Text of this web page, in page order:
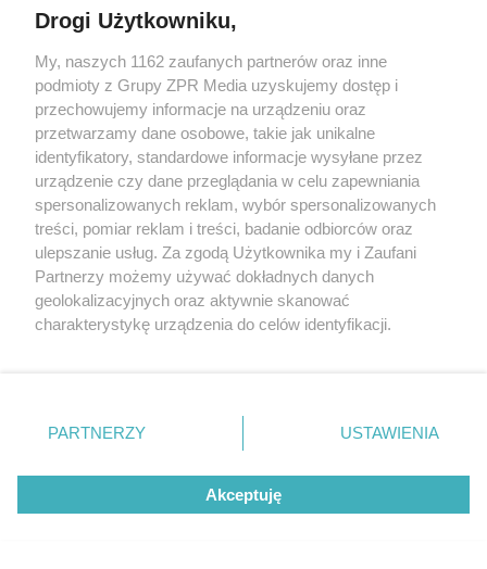
TURYSTYKA GÓRSKA
Gigantyczne kolejki na Giewont!
Wielkie turystyczne oblężenie Tatr
Drogi Użytkowniku,
My, naszych 1162 zaufanych partnerów oraz inne
podmioty z Grupy ZPR Media uzyskujemy dostęp i
przechowujemy informacje na urządzeniu oraz
przetwarzamy dane osobowe, takie jak unikalne
identyfikatory, standardowe informacje wysyłane przez
urządzenie czy dane przeglądania w celu zapewniania
spersonalizowanych reklam, wybór spersonalizowanych
treści, pomiar reklam i treści, badanie odbiorców oraz
ulepszanie usług. Za zgodą Użytkownika my i Zaufani
Partnerzy możemy używać dokładnych danych
geolokalizacyjnych oraz aktywnie skanować
charakterystykę urządzenia do celów identyfikacji.
zmienić/wycofać klikając przycisk ustawień prywatności
znajdujący się w lewym dolnym rogu strony
rodzaje przetwarzania danych nie wymagają zgody
użytkownika, ale masz prawo sprzeciwić się takiemu
przetwarzaniu. Preferencje będą miały zastosowanie tylko
PARTNERZY USTAWIENIA
Akceptuję